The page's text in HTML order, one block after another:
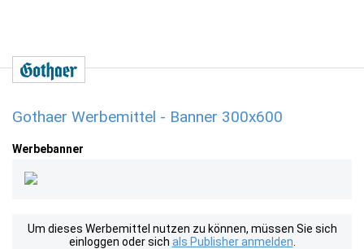
Gothaer Werbemittel - Banner 300x600
Werbebanner
Um dieses Werbemittel nutzen zu können, müssen Sie sich
einloggen oder sich als Publisher anmelden